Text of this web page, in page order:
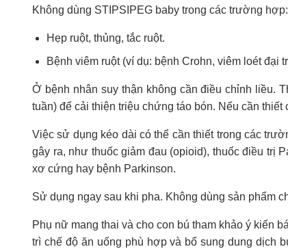
Không dùng STIPSIPEG baby trong các trường hợp:
Hẹp ruột, thủng, tắc ruột.
Bệnh viêm ruột (ví dụ: bệnh Crohn, viêm loét đại
Ở bệnh nhân suy thận không cần điều chỉnh liều.
tuần) để cải thiện triệu chứng táo bón. Nếu cần thiết
Việc sử dụng kéo dài có thể cần thiết trong các
gây ra, như thuốc giảm đau (opioid), thuốc điều trị
xơ cứng hay bệnh Parkinson.
Sử dụng ngay sau khi pha. Không dùng sản phẩm
Phụ nữ mang thai và cho con bú tham khảo ý kiến
trì chế độ ăn uống phù hợp và bổ sung dung dịch